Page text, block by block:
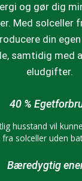
og gør dig
Med solceller
din
samtidig med
eludgifter.
40 %
husstand vil
fra solceller uden
Bæredygtig